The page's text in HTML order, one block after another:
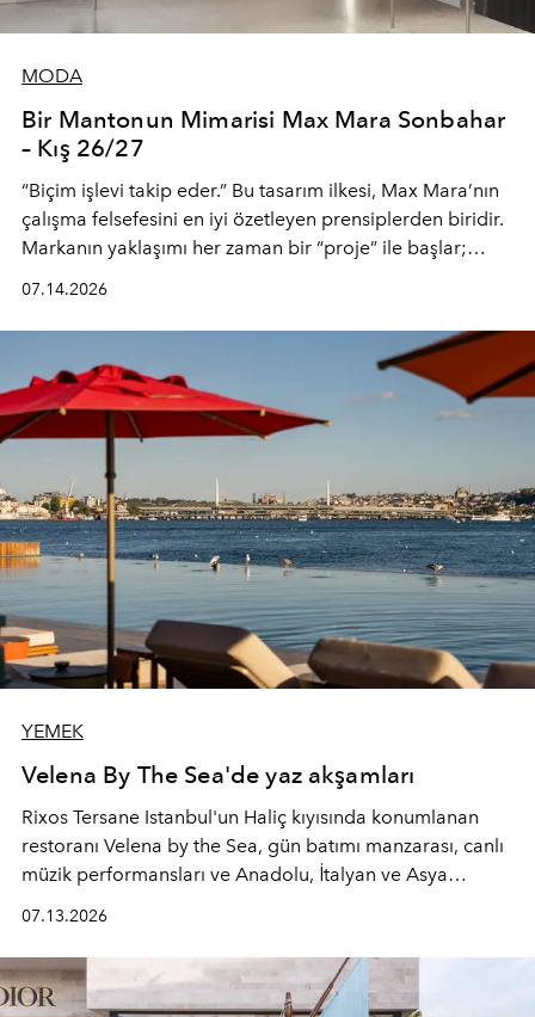
MODA
Bir Mantonun Mimarisi Max Mara Sonbahar
– Kış 26/27
“Biçim işlevi takip eder.” Bu tasarım ilkesi, Max Mara’nın
çalışma felsefesini en iyi özetleyen prensiplerden biridir.
Markanın yaklaşımı her zaman bir “proje” ile başlar;
(savoir-faire) buluşan parçalara dönüştürmek.
07.14.2026
YEMEK
Velena By The Sea'de yaz akşamları
Rixos Tersane Istanbul'un Haliç kıyısında konumlanan
restoranı Velena by the Sea, gün batımı manzarası, canlı
müzik performansları ve Anadolu, İtalyan ve Asya
devam ediyor.
07.13.2026